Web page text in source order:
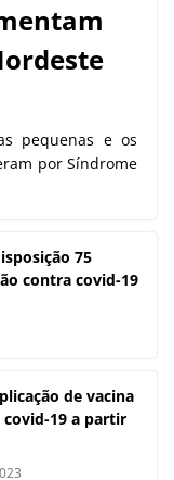
pequenas e os
por Síndrome
75
contra covid-19
de vacina
19 a partir